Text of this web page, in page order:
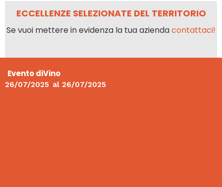
ECCELLENZE SELEZIONATE DEL TERRITORIO
Se vuoi mettere in evidenza la tua aziendacontattaci!
Evento diVino
26/07/2025 al 26/07/2025